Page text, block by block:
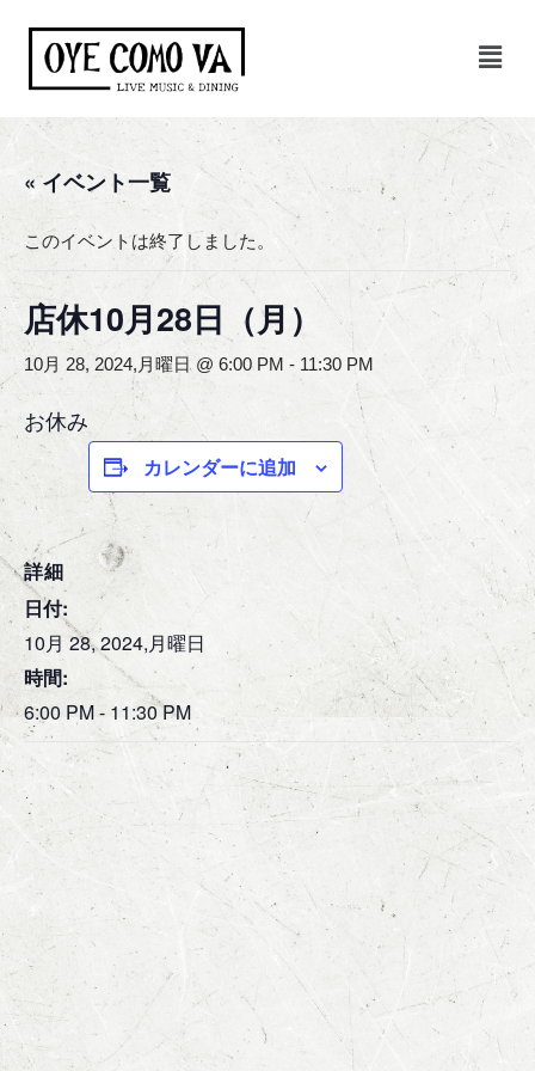
ン
テ
ツ
ス
ッ
プ
« イベント一覧
このイベントは終了しました。
店休10月28日（月）
10月 28, 2024,月曜日 @ 6:00 PM - 11:30 PM
お休み
カレンダーに追加
詳細
日付:
10月 28, 2024,月曜日
時間:
6:00 PM - 11:30 PM